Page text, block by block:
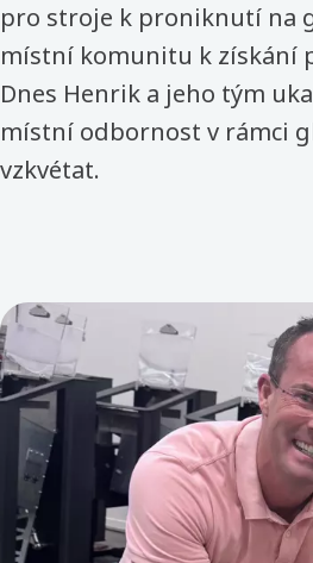
pro stroje k proniknutí na
místní komunitu k získání
Dnes Henrik a jeho tým
místní odbornost v rámci
vzkvétat.